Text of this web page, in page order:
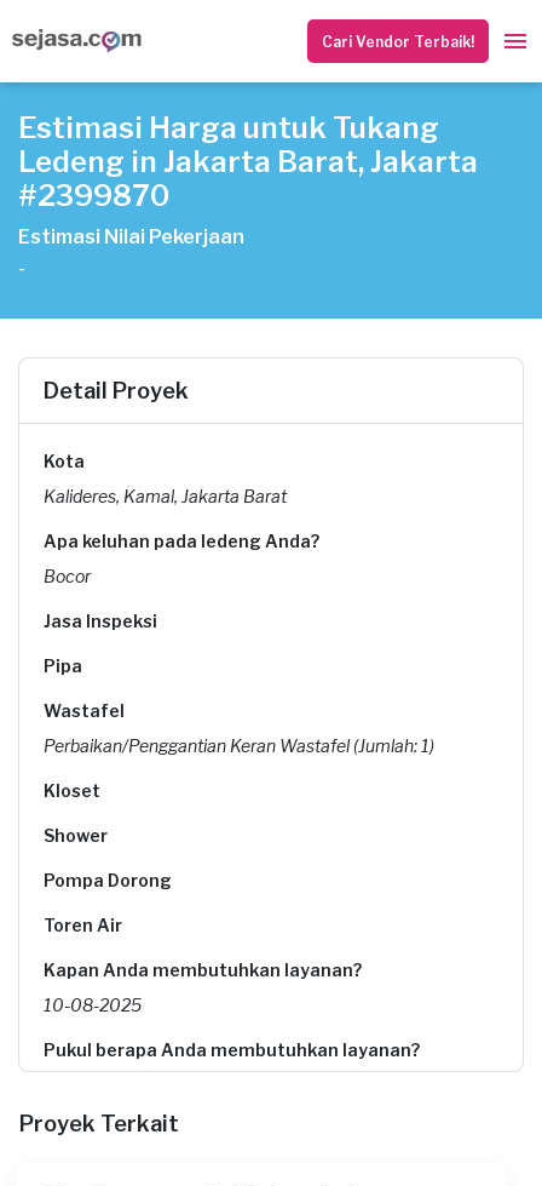
Cari Vendor Terbaik!
Estimasi Harga untuk Tukang
Ledeng in Jakarta Barat, Jakarta
#2399870
Estimasi Nilai Pekerjaan
-
Detail Proyek
Kota
Kalideres, Kamal, Jakarta Barat
Apa keluhan pada ledeng Anda?
Bocor
Jasa Inspeksi
Pipa
Wastafel
Perbaikan/Penggantian Keran Wastafel (Jumlah: 1)
Kloset
Shower
Pompa Dorong
Toren Air
Kapan Anda membutuhkan layanan?
10-08-2025
Pukul berapa Anda membutuhkan layanan?
Berapa budget total untuk layanan ini?
Proyek Terkait